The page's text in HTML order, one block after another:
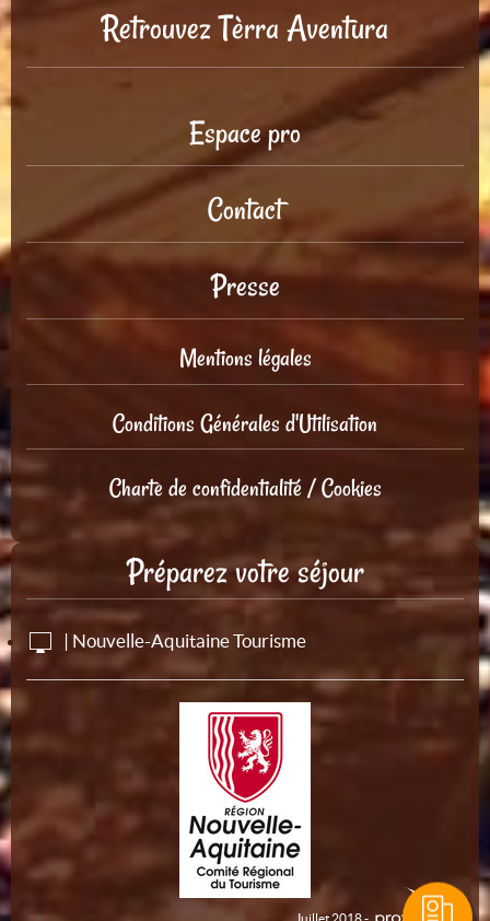
Retrouvez Tèrra Aventura
Espace pro
Contact
Presse
Mentions légales
Conditions Générales d'Utilisation
Charte de confidentialité / Cookies
Préparez votre séjour
| Nouvelle-Aquitaine Tourisme